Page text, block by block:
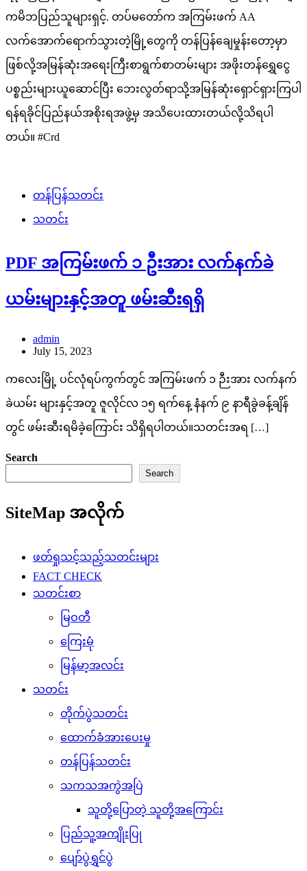
ကမိဘပြည်သူများရှင့်. တပ်မတော်က အကြမ်းဖက် AA
လက်အောက်ရောက်သွားတဲ့မြို့တွေကို တန်ပြန်ချေမှုန်းတော့မှာ
ဖြစ်လို့အမြန်ဆုံးအရေးကြီးစာရွက်စာတမ်းများ အဖိုးတန်ရွှေငွေ
ပစ္စည်းများယူဆောင်ပြီး ဘေးလွတ်ရာသို့အမြန်ဆုံးရှောင်ရှားကြပါ
ရန်ရခိုင်ပြည်နယ်အစိုးရအဖွဲ့မှ အသိပေးထားတယ်လို့သိရပါ
တယ်။ #Crd
တန်ပြန်သတင်း
သတင်း
PDF အကြမ်းဖက် ၁ ဦးအား လက်နက်ခဲ
ယမ်းများနှင့်အတူ ဖမ်းဆီးရရှိ
admin
July 15, 2023
ကလေးမြို့ ပင်လုံရပ်ကွက်တွင် အကြမ်းဖက် ၁ ဉီးအား လက်နက်
ခဲယမ်း များနှင့်အတူ ဇူလိုင်လ ၁၅ ရက်နေ့ နံနက် ၉ နာရီခွဲခန့်ချိန်
တွင် ဖမ်းဆီးရမိခဲ့ကြောင်း သိရှိရပါတယ်။သတင်းအရ […]
Search
Search
SiteMap အလိုက်
ဖတ်ရှုသင့်သည့်သတင်းများ
FACT CHECK
သတင်းစာ
မြဝတီ
ကြေးမုံ
မြန်မာ့အလင်း
သတင်း
တိုက်ပွဲသတင်း
ထောက်ခံအားပေးမှု
တန်ပြန်သတင်း
သကသအကွဲအပြဲ
သူတို့ပြောတဲ့ သူတို့အကြောင်း
ပြည်သူ့အကျိုးပြု
ပျော်ပွဲရွှင်ပွဲ